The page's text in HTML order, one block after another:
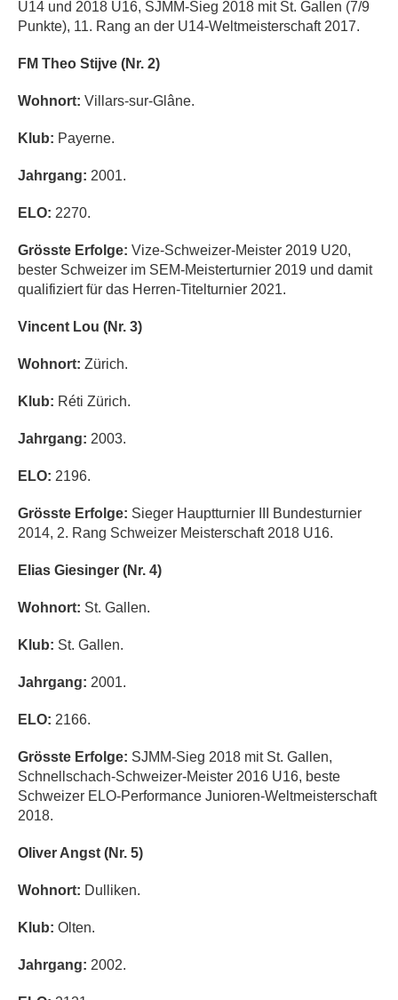
U14 und 2018 U16, SJMM-Sieg 2018 mit St. Gallen (7/9
Punkte), 11. Rang an der U14-Weltmeisterschaft 2017.
FM Theo Stijve (Nr. 2)
Wohnort: Villars-sur-Glâne.
Klub: Payerne.
Jahrgang: 2001.
ELO: 2270.
Grösste Erfolge: Vize-Schweizer-Meister 2019 U20,
bester Schweizer im SEM-Meisterturnier 2019 und damit
qualifiziert für das Herren-Titelturnier 2021.
Vincent Lou (Nr. 3)
Wohnort: Zürich.
Klub: Réti Zürich.
Jahrgang: 2003.
ELO: 2196.
Grösste Erfolge: Sieger Hauptturnier III Bundesturnier
2014, 2. Rang Schweizer Meisterschaft 2018 U16.
Elias Giesinger (Nr. 4)
Wohnort: St. Gallen.
Klub: St. Gallen.
Jahrgang: 2001.
ELO: 2166.
Grösste Erfolge: SJMM-Sieg 2018 mit St. Gallen,
Schnellschach-Schweizer-Meister 2016 U16, beste
Schweizer ELO-Performance Junioren-Weltmeisterschaft
2018.
Oliver Angst (Nr. 5)
Wohnort: Dulliken.
Klub: Olten.
Jahrgang: 2002.